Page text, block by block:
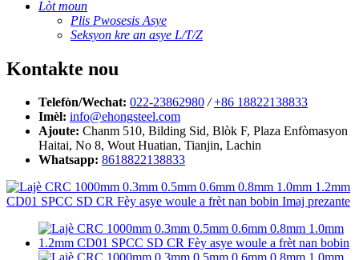
Lòt moun
Plis Pwosesis Asye
Seksyon kre an asye L/T/Z
Kontakte nou
Telefòn/Wechat: 022-23862980 / +86 18822138833
Imèl: info@ehongsteel.com
Ajoute: Chanm 510, Bilding Sid, Blòk F, Plaza Enfòmasyon
Haitai, No 8, Wout Huatian, Tianjin, Lachin
Whatsapp: 8618822138833